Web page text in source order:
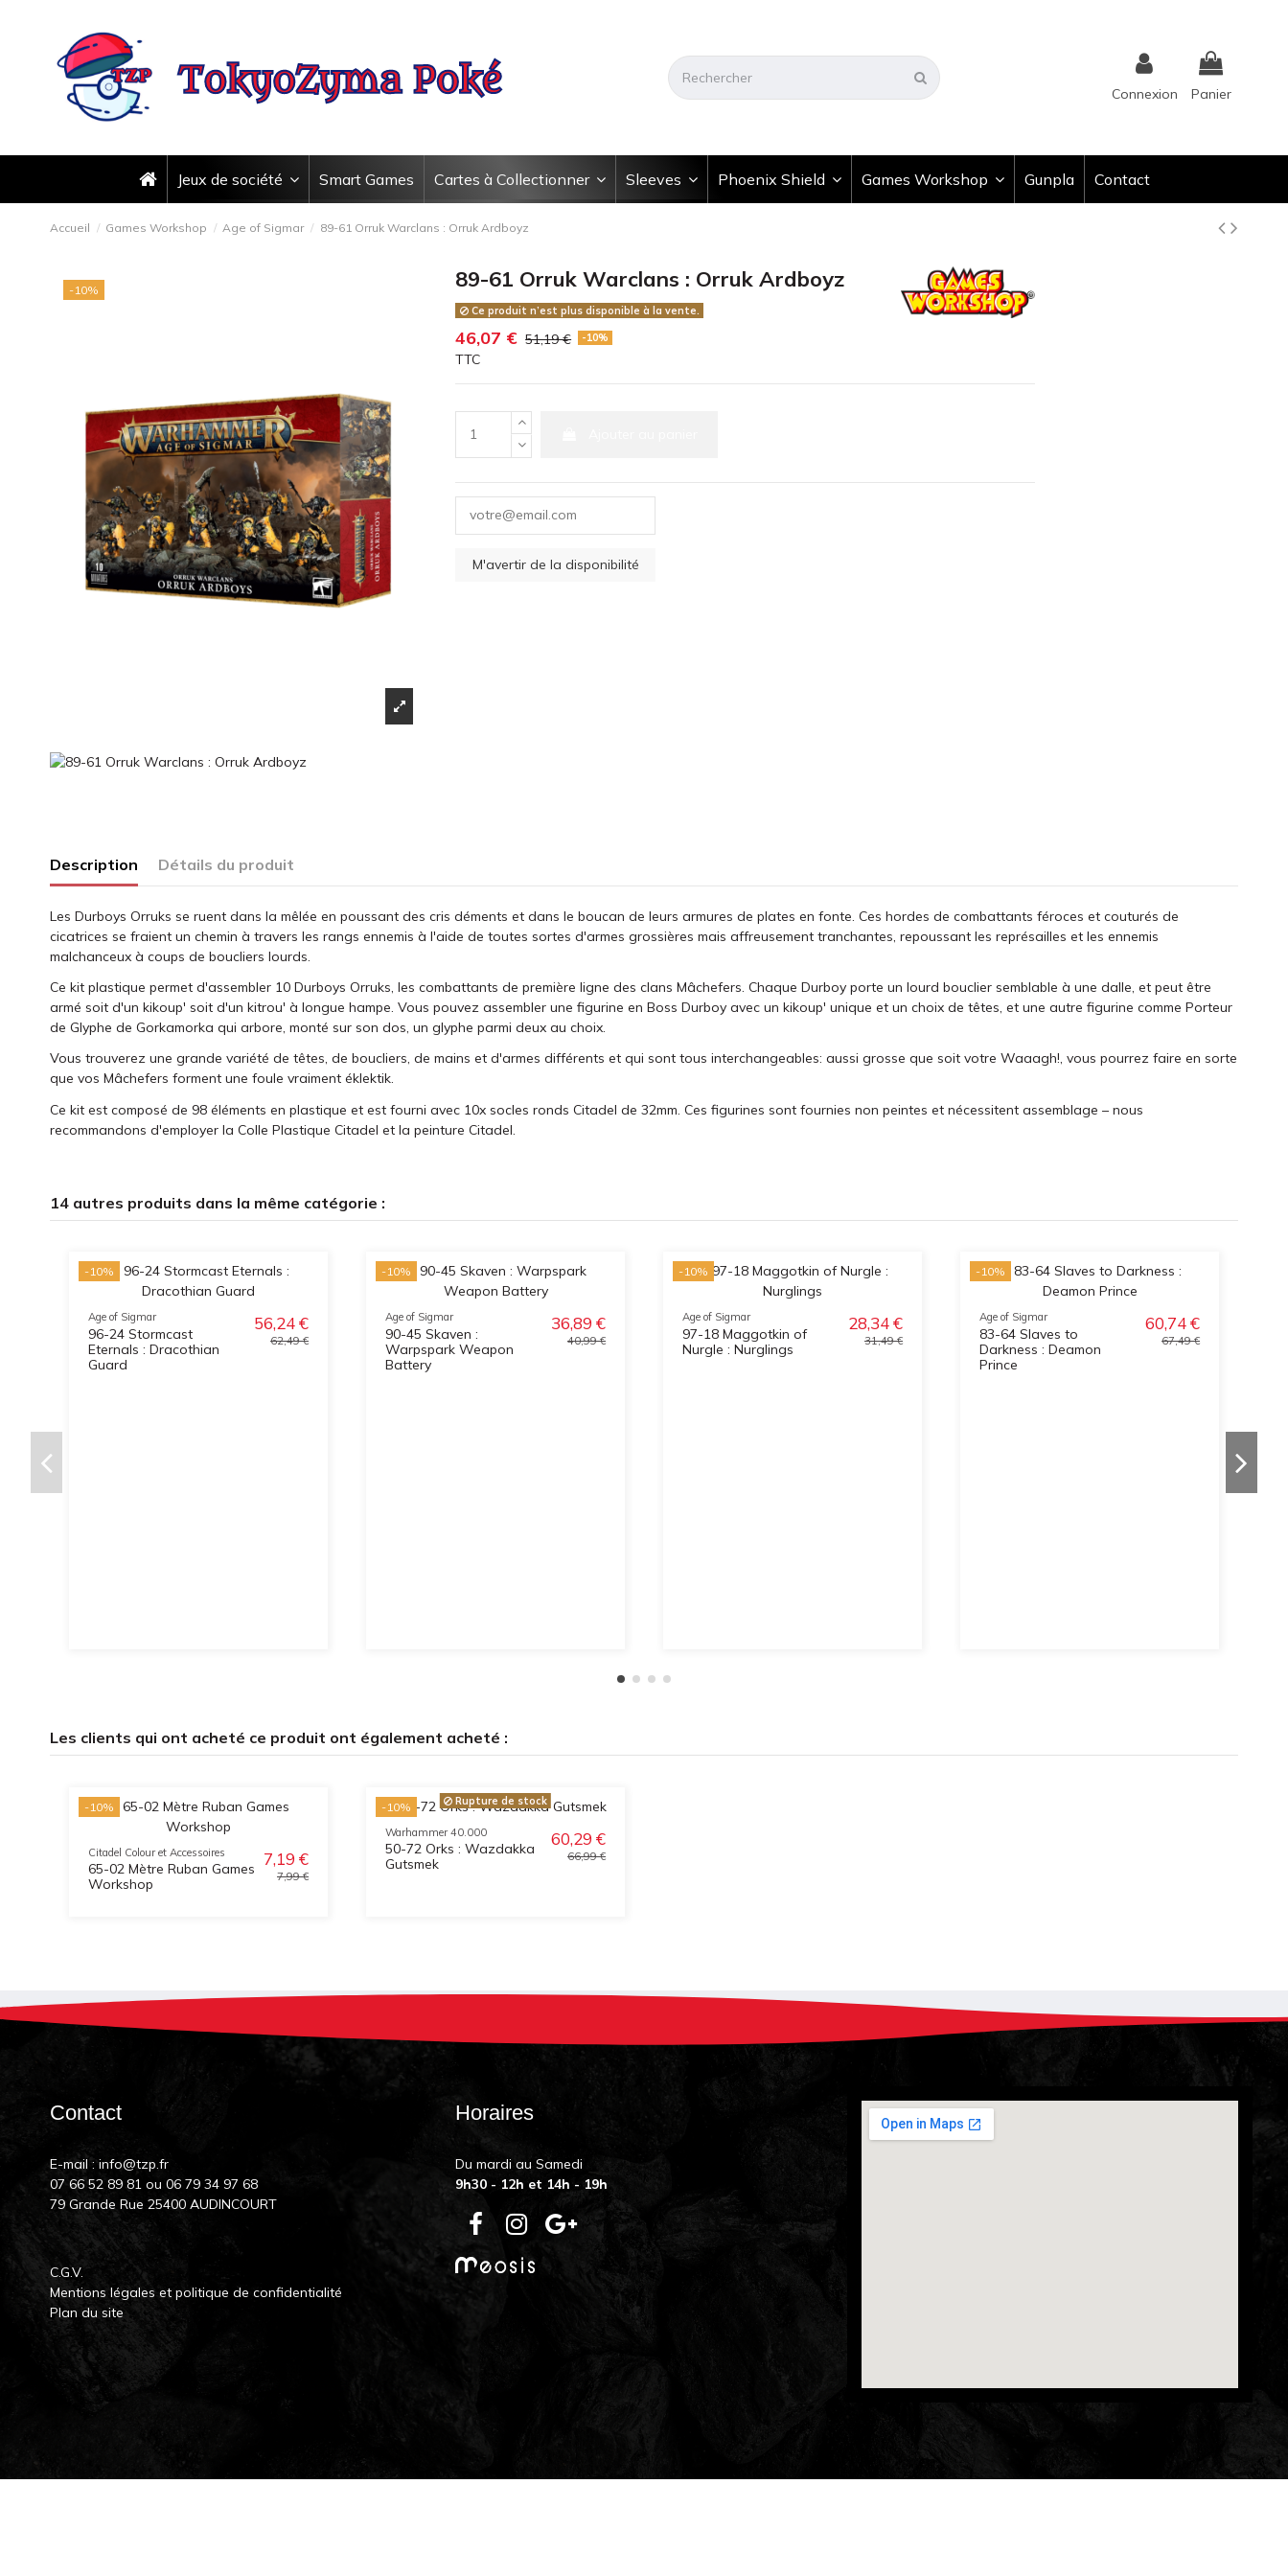
Connexion Panier
Jeux de société Smart Games Cartes à Collectionner Sleeves Phoenix Shield Games Workshop Gunpla Contact
Accueil Games Workshop Age of Sigmar 89-61 Orruk Warclans : Orruk Ardboyz
-10% 89-61 Orruk Warclans : Orruk Ardboyz
Ce produit n’est plus disponible à la vente.
46,07 € 51,19 € -10%
TTC
Description Détails du produit
Les Durboys Orruks se ruent dans la mêlée en poussant des cris déments et dans le boucan de leurs armures de plates en fonte. Ces hordes de combattants féroces et couturés de
cicatrices se fraient un chemin à travers les rangs ennemis à l'aide de toutes sortes d'armes grossières mais affreusement tranchantes, repoussant les représailles et les ennemis
malchanceux à coups de boucliers lourds.
Ce kit plastique permet d'assembler 10 Durboys Orruks, les combattants de première ligne des clans Mâchefers. Chaque Durboy porte un lourd bouclier semblable à une dalle, et peut être
armé soit d'un kikoup' soit d'un kitrou' à longue hampe. Vous pouvez assembler une figurine en Boss Durboy avec un kikoup' unique et un choix de têtes, et une autre figurine comme Porteur
de Glyphe de Gorkamorka qui arbore, monté sur son dos, un glyphe parmi deux au choix.
Vous trouverez une grande variété de têtes, de boucliers, de mains et d'armes différents et qui sont tous interchangeables: aussi grosse que soit votre Waaagh!, vous pourrez faire en sorte
que vos Mâchefers forment une foule vraiment éklektik.
Ce kit est composé de 98 éléments en plastique et est fourni avec 10x socles ronds Citadel de 32mm. Ces figurines sont fournies non peintes et nécessitent assemblage – nous
recommandons d'employer la Colle Plastique Citadel et la peinture Citadel.
14 autres produits dans la même catégorie :
-10%
Age of Sigmar
96-24 Stormcast
Eternals : Dracothian
Guard
56,24 €
62,49 €
-10%
Age of Sigmar
90-45 Skaven :
Warpspark Weapon
Battery
36,89 €
40,99 €
-10%
Age of Sigmar
97-18 Maggotkin of
Nurgle : Nurglings
28,34 €
31,49 €
-10%
Age of Sigmar
83-64 Slaves to
Darkness : Deamon
Prince
60,74 €
67,49 €
Les clients qui ont acheté ce produit ont également acheté :
-10%
Citadel Colour et Accessoires
65-02 Mètre Ruban Games
Workshop
7,19 €
7,99 €
-10% Rupture de stock
Warhammer 40.000
50-72 Orks : Wazdakka
Gutsmek
60,29 €
66,99 €
Contact
E-mail : info@tzp.fr
07 66 52 89 81 ou 06 79 34 97 68
79 Grande Rue 25400 AUDINCOURT
C.G.V.
Mentions légales et politique de confidentialité
Plan du site
Horaires
Du mardi au Samedi
9h30 - 12h et 14h - 19h